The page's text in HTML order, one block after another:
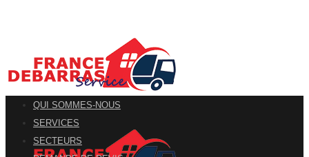
QUI SOMMES-NOUS
SERVICES
SECTEURS